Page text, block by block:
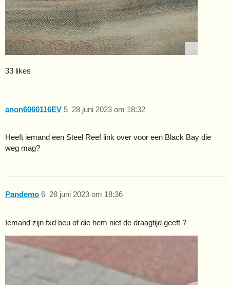
33 likes
anon6060116EV 28 juni 2023 om 18:32
5
Heeft iemand een Steel Reef link over voor een Black Bay die
weg mag?
Pandemo 28 juni 2023 om 18:36
6
Iemand zijn fxd beu of die hem niet de draagtijd geeft ?